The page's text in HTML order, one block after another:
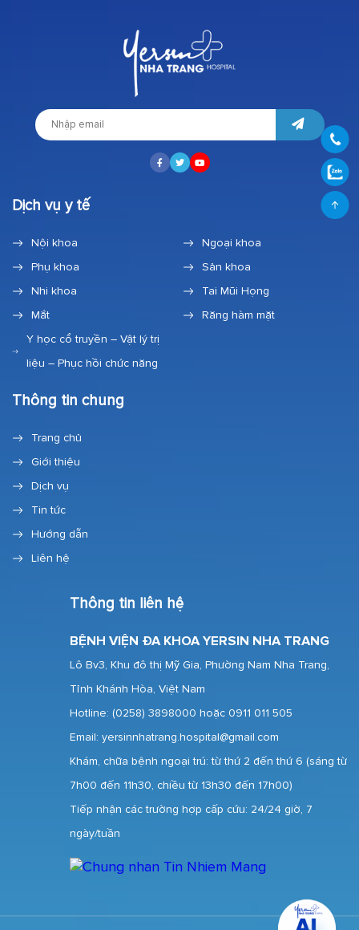
Dịch vụ y tế
Nội khoa
Ngoại khoa
Phụ khoa
Sản khoa
Nhi khoa
Tai Mũi Họng
Mắt
Răng hàm mặt
Y học cổ truyền – Vật lý trị
liệu – Phục hồi chức năng
Thông tin chung
Trang chủ
Giới thiệu
Dịch vụ
Tin tức
Hướng dẫn
Liên hệ
Thông tin liên hệ
BỆNH VIỆN ĐA KHOA YERSIN NHA TRANG
Lô Bv3, Khu đô thị Mỹ Gia, Phường Nam Nha Trang,
Tỉnh Khánh Hòa, Việt Nam
Hotline: (0258) 3898000 hoặc 0911 011 505
Email: yersinnhatrang.hospital@gmail.com
Khám, chữa bệnh ngoại trú: từ thứ 2 đến thứ 6 (sáng từ
7h00 đến 11h30, chiều từ 13h30 đến 17h00)
Tiếp nhận các trường hợp cấp cứu: 24/24 giờ, 7
ngày/tuần